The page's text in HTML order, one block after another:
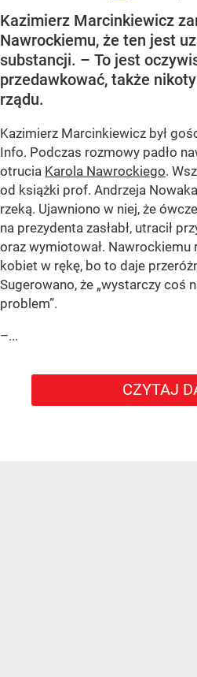
Kazimierz Marcinkiewicz
Nawrockiemu, że ten jest
substancji. – To jest
przedawkować, także
rządu.
Kazimierz Marcinkiewicz był
Info. Podczas rozmowy padło
otrucia Karola Nawrockiego.
od książki prof. Andrzeja
rzeką. Ujawniono w niej, że
na prezydenta zasłabł, utracił
oraz wymiotował. Nawrockiemu
kobiet w rękę, bo to daje
Sugerowano, że „wystarczy coś
problem”.
–...
CZYTAJ